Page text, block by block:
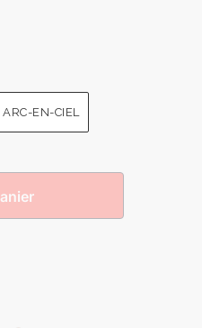
ARC-EN-CIEL